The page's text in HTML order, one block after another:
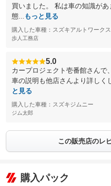
買いました。 私は車の知識が
態...
もっと見る
購入した車種：スズキアルトワークス
歩人工務店
5.0
カープロジェクト壱番館さんで
車の説明も他店さんより詳しく
と見る
購入した車種：スズキジムニー
ジム太郎
この販売店のレ
購入パック